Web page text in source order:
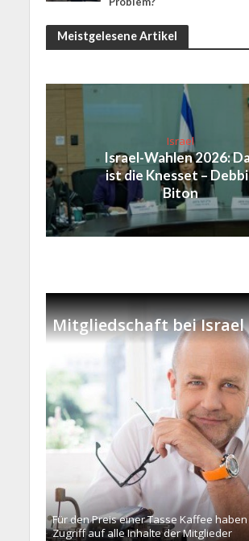
Meistgelesene Artikel
Israel
Israel-Wahlen 2026:
ist die Knesset –
Biton
Mitgliedschaft bei Israel
Für den Preis einer Tasse Kaffee
Zugriff auf alle Inhalte der Mitglieder